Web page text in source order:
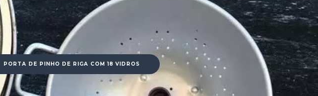
PORTA DE PINHO DE RIGA COM 18 VIDROS